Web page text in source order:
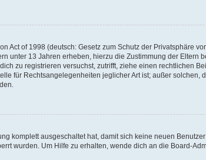
Act of 1998 (deutsch: Gesetz zum Schutz der Privatsphäre
unter 13 Jahren erheben, hierzu die Zustimmung der
zu registrieren versuchst, zutrifft, ziehe einen rechtlichen
für Rechtsangelegenheiten jeglicher Art ist; außer
komplett ausgeschaltet hat, damit sich keine neuen
wurden. Um Hilfe zu erhalten, wende dich an die Board-